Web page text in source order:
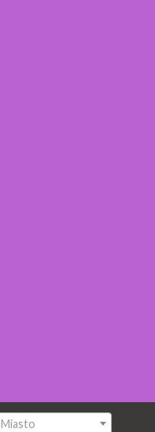
Miasto